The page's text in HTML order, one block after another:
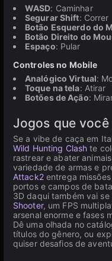
WASD: Caminhar
Segurar Shift: Correr
Botão Esquerdo do
Botão Direito do
Espaço: Pular
Controles no Mobile
Analógico Virtual:
Toque na tela: Atirar
Botões de Ação:
Jogos que
Se a vibe de caça em
Wild Hunting Clash te
rastrear e abater
variedade de armas e
Attack2entrega
portos e campos de
3D daqui também vai
Shooter, um FPS
arsenal enorme e fases
Dê uma olhada no
títulos do gênero, ou
quiser desafios de